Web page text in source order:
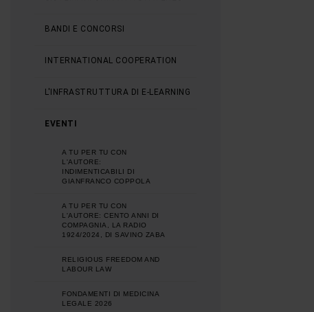
BANDI E CONCORSI
INTERNATIONAL COOPERATION
L'INFRASTRUTTURA DI E-LEARNING
EVENTI
A TU PER TU CON
L'AUTORE:
INDIMENTICABILI DI
GIANFRANCO COPPOLA
A TU PER TU CON
L'AUTORE: CENTO ANNI DI
COMPAGNIA, LA RADIO
1924/2024, DI SAVINO ZABA
RELIGIOUS FREEDOM AND
LABOUR LAW
FONDAMENTI DI MEDICINA
LEGALE 2026